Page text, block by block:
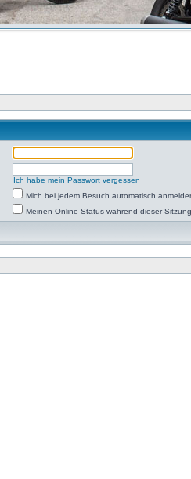
Ich habe mein Passwort vergessen
Mich bei jedem Besuch automatisch
Meinen Online-Status während dieser